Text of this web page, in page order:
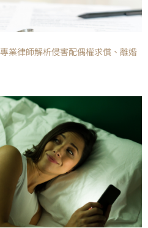
業律師解析侵害配偶權求償、離婚